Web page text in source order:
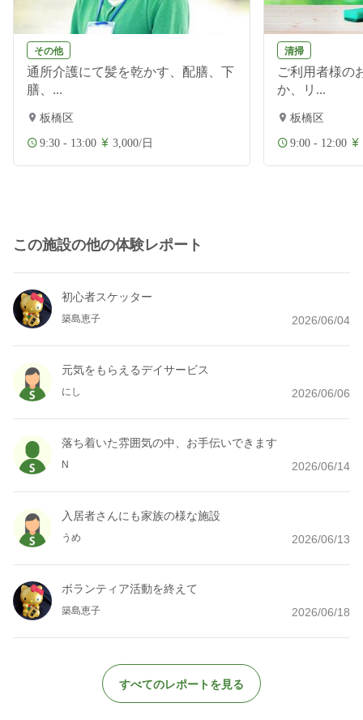
その他
通所介護にて髪を乾かす、配膳、下
膳、...
板橋区
9:30 - 13:00 3,000/日
清掃
ご利用者様の
か、リ...
板橋区
9:00 - 12:00
この施設の他の体験レポート
初心者スケッター
築島恵子 2026/06/04
元気をもらえるデイサービス
にし 2026/06/06
落ち着いた雰囲気の中、お手伝いできます
N 2026/06/14
入居者さんにも家族の様な施設
うめ 2026/06/13
ボランティア活動を終えて
築島恵子 2026/06/18
すべてのレポートを見る